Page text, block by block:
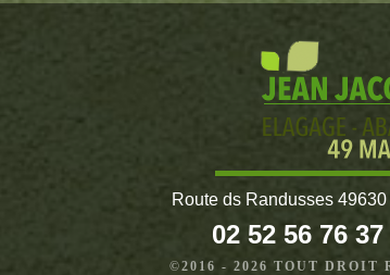
Route ds Randusses
02 52 56 76 37
©2016 - 2026 TOUT DROIT